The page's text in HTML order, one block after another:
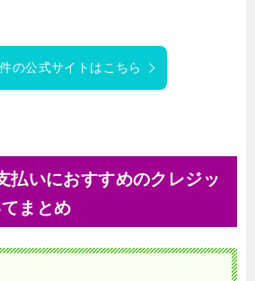
の公式サイトはこちら
払いにおすすめのクレジッ
まとめ